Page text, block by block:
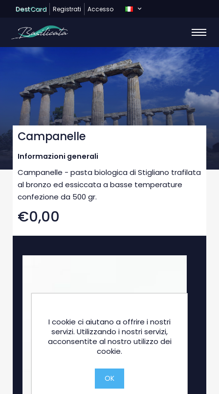
DestCard Registrati Accesso
Campanelle
Informazioni generali
Campanelle - pasta biologica di Stigliano trafilata
al bronzo ed essiccata a basse temperature
confezione da 500 gr.
€0,00
I cookie ci aiutano a offrire i nostri
servizi. Utilizzando i nostri servizi,
acconsentite al nostro utilizzo dei
cookie.
OK